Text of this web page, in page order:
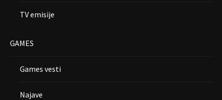
TV emisije
GAMES
Games vesti
Najave